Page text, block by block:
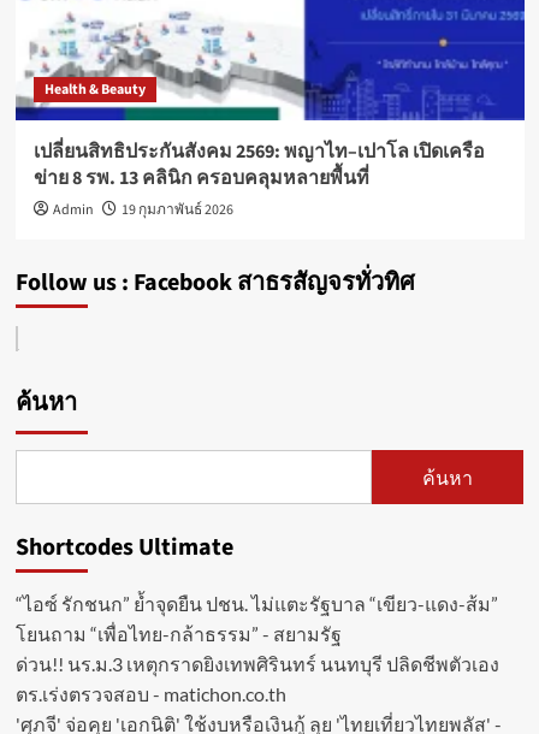
Health & Beauty
เปลี่ยนสิทธิประกันสังคม 2569: พญาไท–เปาโล เปิดเครือ
ข่าย 8 รพ. 13 คลินิก ครอบคลุมหลายพื้นที่
Admin 19 กุมภาพันธ์ 2026
Follow us : Facebook สาธรสัญจรทั่วทิศ
ค้นหา
ค้นหา
Shortcodes Ultimate
“ไอซ์ รักชนก” ย้ำจุดยืน ปชน. ไม่แตะรัฐบาล “เขียว-แดง-ส้ม”
โยนถาม “เพื่อไทย-กล้าธรรม” - สยามรัฐ
ด่วน!! นร.ม.3 เหตุกราดยิงเทพศิรินทร์ นนทบุรี ปลิดชีพตัวเอง
ตร.เร่งตรวจสอบ - matichon.co.th
'ศุภจี' จ่อคุย 'เอกนิติ' ใช้งบหรือเงินกู้ ลุย 'ไทยเที่ยวไทยพลัส' -